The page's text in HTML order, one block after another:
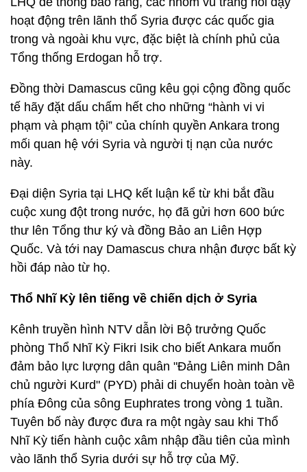
hoạt động trên lãnh thổ Syria được các quốc gia
trong và ngoài khu vực, đặc biệt là chính phủ của
Tổng thống Erdogan hỗ trợ.
Đồng thời Damascus cũng kêu gọi cộng đồng quốc
tế hãy đặt dấu chấm hết cho những “hành vi vi
phạm và phạm tội” của chính quyền Ankara trong
mối quan hệ với Syria và người tị nạn của nước
này.
Đại diện Syria tại LHQ kết luận kể từ khi bắt đầu
cuộc xung đột trong nước, họ đã gửi hơn 600 bức
thư lên Tổng thư ký và đồng Bảo an Liên Hợp
Quốc. Và tới nay Damascus chưa nhận được bất kỳ
hồi đáp nào từ họ.
Thổ Nhĩ Kỳ lên tiếng về chiến dịch ở Syria
Kênh truyền hình NTV dẫn lời Bộ trưởng Quốc
phòng Thổ Nhĩ Kỳ Fikri Isik cho biết Ankara muốn
đảm bảo lực lượng dân quân "Đảng Liên minh Dân
chủ người Kurd" (PYD) phải di chuyển hoàn toàn về
phía Đông của sông Euphrates trong vòng 1 tuần.
Tuyên bố này được đưa ra một ngày sau khi Thổ
Nhĩ Kỳ tiến hành cuộc xâm nhập đầu tiên của mình
vào lãnh thổ Syria dưới sự hỗ trợ của Mỹ.